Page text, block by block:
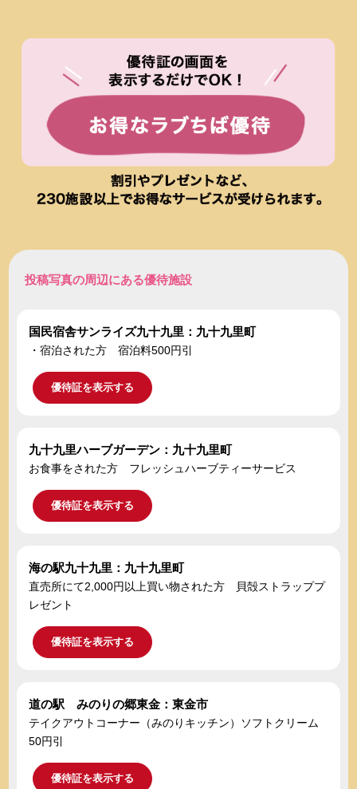
投稿写真の周辺にある優待施設
国民宿舎サンライズ九十九里：九十九里町
・宿泊された方 宿泊料500円引
優待証を表示する
九十九里ハーブガーデン：九十九里町
お食事をされた方 フレッシュハーブティーサービス
優待証を表示する
海の駅九十九里：九十九里町
直売所にて2,000円以上買い物された方 貝殻ストラッププ
レゼント
優待証を表示する
道の駅 みのりの郷東金：東金市
テイクアウトコーナー（みのりキッチン）ソフトクリーム
50円引
優待証を表示する